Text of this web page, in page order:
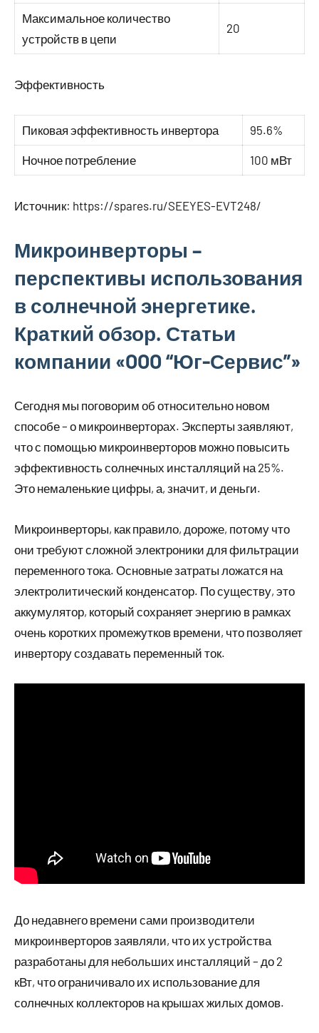
Максимальное количество
устройств в цепи
20
Эффективность
Пиковая эффективность инвертора 95.6%
Ночное потребление 100 мВт
Источник: https://spares.ru/SEEYES-EVT248/
Микроинверторы –
перспективы использования
в солнечной энергетике.
Краткий обзор. Статьи
компании «OOO “Юг-Сервис”»
Сегодня мы поговорим об относительно новом
способе – о микроинверторах. Эксперты заявляют,
что с помощью микроинверторов можно повысить
эффективность солнечных инсталляций на 25%.
Это немаленькие цифры, а, значит, и деньги.
Микроинверторы, как правило, дороже, потому что
они требуют сложной электроники для фильтрации
переменного тока. Основные затраты ложатся на
электролитический конденсатор. По существу, это
аккумулятор, который сохраняет энергию в рамках
очень коротких промежутков времени, что позволяет
инвертору создавать переменный ток.
До недавнего времени сами производители
микроинверторов заявляли, что их устройства
разработаны для небольших инсталляций – до 2
кВт, что ограничивало их использование для
солнечных коллекторов на крышах жилых домов.